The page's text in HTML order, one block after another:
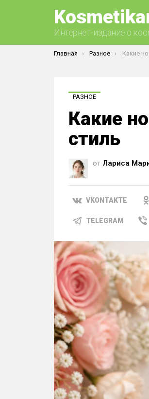
Интернет-издание о
Вы здесь:
Главная Разное Какие
РАЗНОЕ
Какие
стиль
от Лариса
VKONTAKTE
TELEGRAM